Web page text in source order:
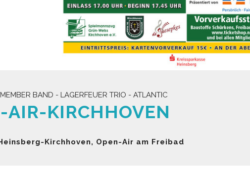
BAND - LAGERFEUER TRIO - ATLANTIC
AIR-KIRCHHOVEN
Kirchhoven, Open-Air am Freibad